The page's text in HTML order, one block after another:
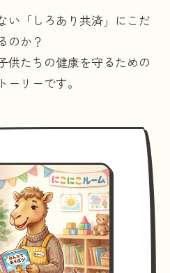
い「しろあり共済」にこだ
のか？
供たちの健康を守るための
ーリーです。